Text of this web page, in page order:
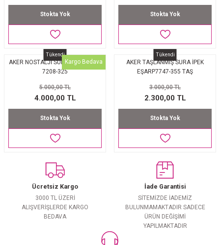
Stokta Yok Stokta Yok
Tükendi
Kargo Bedava
AKER NOSTALJİ SURA İPEK EŞARP
7208-325
5.000,00 TL
4.000,00 TL
Stokta Yok
Tükendi
AKER TAŞLANMIŞ SURA İPEK
EŞARP7747-355 TAŞ
3.000,00 TL
2.300,00 TL
Stokta Yok
Ücretsiz Kargo
3000 TL ÜZERİ
ALIŞVERİŞLERDE KARGO
BEDAVA
İade Garantisi
SİTEMİZDE İADEMİZ
BULUNMAMAKTADIR SADECE
ÜRÜN DEĞİŞİMİ
YAPILMAKTADIR